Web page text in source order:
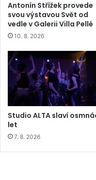
Antonín Střížek provede
svou výstavou Svět od
vedle v Galerii Villa Pellé
10. 8. 2026
Studio ALTA slaví
let
7. 8. 2026